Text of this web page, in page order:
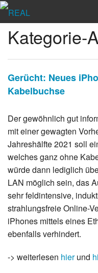
Kategorie-
Gerücht: Neues
Kabelbuchse
Der gewöhnlich gut
mit einer gewagten
Jahreshälfte 2021 soll
welches ganz ohne
würde dann lediglich
LAN möglich sein, das
sehr feldintensive,
strahlungsfreie Online-
iPhones mittels eines
ebenfalls verhindert.
-> weiterlesen hierund